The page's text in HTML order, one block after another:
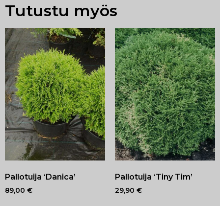
Tutustu myös
Pallotuija ‘Danica’
89,00 €
Pallotuija ‘Tiny Tim’
29,90 €